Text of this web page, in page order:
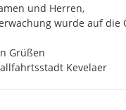
und Herren,
wurde auf die
Grüßen
Kevelaer